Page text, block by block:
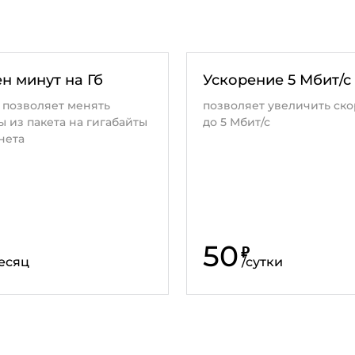
минут на Гб
позволяет менять
из пакета на гигабайты
Ускорение 5 Мбит/с
позволяет увеличить
до 5 Мбит/с
50₽
/сутки